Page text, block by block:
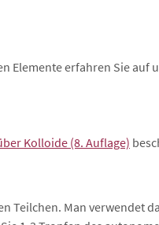
Elemente erfahren Sie auf
Kolloide (8. Auflage)
Man verwendet